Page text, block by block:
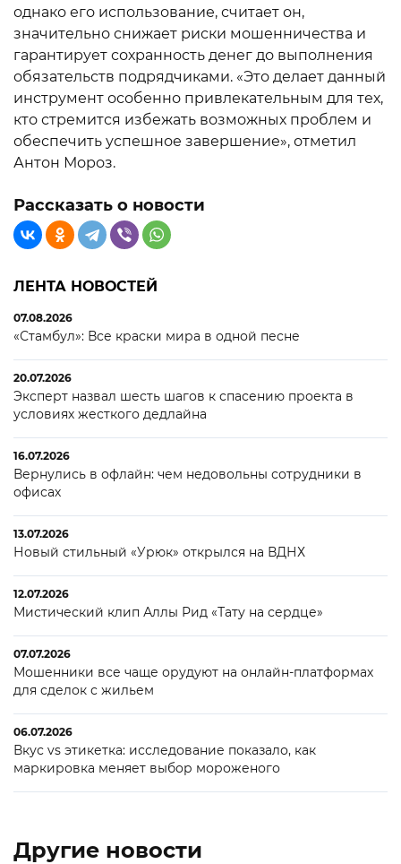
однако его использование, считает он,
значительно снижает риски мошенничества и
гарантирует сохранность денег до выполнения
обязательств подрядчиками. «Это делает данный
инструмент особенно привлекательным для тех,
кто стремится избежать возможных проблем и
обеспечить успешное завершение», отметил
Антон Мороз.
Рассказать о новости
ЛЕНТА НОВОСТЕЙ
07.08.2026
«Стамбул»: Все краски мира в одной песне
20.07.2026
Эксперт назвал шесть шагов к спасению проекта в
условиях жесткого дедлайна
16.07.2026
Вернулись в офлайн: чем недовольны сотрудники в
офисах
13.07.2026
Новый стильный «Урюк» открылся на ВДНХ
12.07.2026
Мистический клип Аллы Рид «Тату на сердце»
07.07.2026
Мошенники все чаще орудуют на онлайн-платформах
для сделок с жильем
06.07.2026
Вкус vs этикетка: исследование показало, как
маркировка меняет выбор мороженого
Другие новости